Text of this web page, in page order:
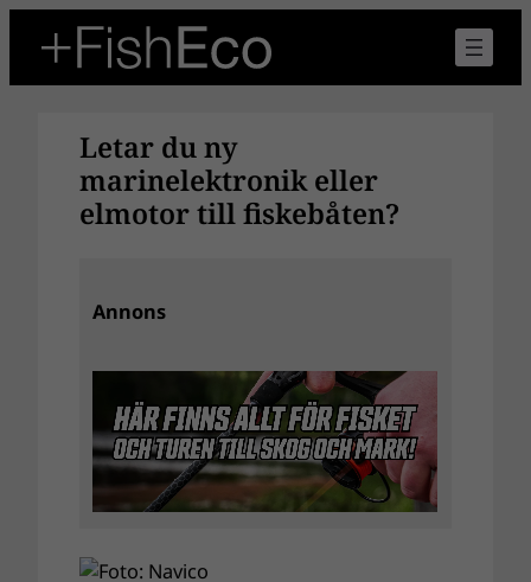
innehåll
Letar du ny
marinelektronik eller
elmotor till fiskebåten?
Annons